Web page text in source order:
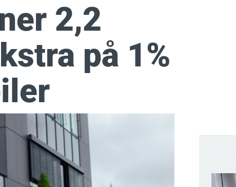
2,2
på 1%